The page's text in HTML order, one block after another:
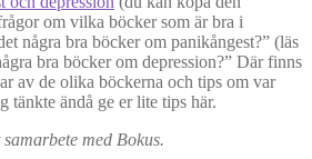
om vilka böcker som är bra i
några bra böcker om panikångest?” (läs
bra böcker om depression?” Där finns
av de olika böckerna och tips om var
tänkte ändå ge er lite tips här.
med Bokus.